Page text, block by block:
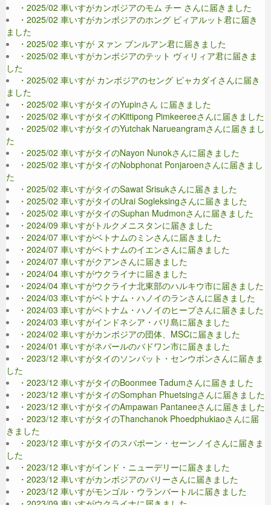
・2025/02 車いすがカンボジアのモム チー さんに届きました
・2025/02 車いすがカンボジアのホング ピィアルット君に届き
ました
・2025/02 車いすが ヌァン ブンルアン君に届きました
・2025/02 車いすがカンボジアのテット ヴィリィア君に届きま
した
・2025/02 車いすが カンボジアのセング ピャカダイさんに届き
ました
・2025/02 車いすがタイのYupinさん に届きました
・2025/02 車いすがタイのKittipong Pimkeereeさんに届きました
・2025/02 車いすがタイのYutchak Narueangramさんに届きまし
た
・2025/02 車いすがタイのNayon Nunokさんに届きました
・2025/02 車いすがタイのNobphonat Ponjaroenさんに届きまし
た
・2025/02 車いすがタイのSawat Srisukさんに届きました
・2025/02 車いすがタイのUrai Sogleksingさんに届きました
・2025/02 車いすがタイのSuphan Mudmonさんに届きました
・2024/09 車いすがトルクメニスタンに届きました
・2024/07 車いすがベトナムのミンさんに届きました
・2024/07 車いすがベトナムのイエンさんに届きました
・2024/07 車いすがクアンさんに届きました
・2024/04 車いすがウクライナに届きました
・2024/04 車いすがウクライナ北東部のハルキウ市に届きました
・2024/03 車いすがベトナム・ハノイのランさんに届きました
・2024/03 車いすがベトナム・ハノイのヒープさんに届きました
・2024/03 車いすがインドネシア・バリ島に届きました
・2024/02 車いすがカンボジアの団体、MSCに届きました
・2024/01 車いすがネパールのバドワン市に届きました
・2023/12 車いすがタイのソンバット・センウボンさんに届きま
した
・2023/12 車いすがタイのBoonmee Tadumさんに届きました
・2023/12 車いすがタイのSomphan Phuetsingさんに届きました
・2023/12 車いすがタイのAmpawan Pantaneeさんに届きました
・2023/12 車いすがタイのThanchanok Phoedphukiaoさんに届
きました
・2023/12 車いすがタイのスパポーン・セーンノイさんに届きま
した
・2023/12 車いすがインド・ニューデリーに届きました
・2023/12 車いすがカンボジアのパリーさんに届きました
・2023/12 車いすがモンゴル・ウランバートルに届きました